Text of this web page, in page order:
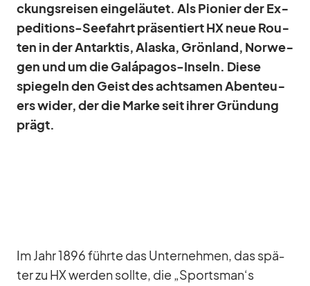
ckungs­rei­sen ein­ge­läu­tet. Als Pio­nier der Ex­
pe­di­ti­ons-See­fahrt prä­sen­tiert HX neue Rou­
ten in der Ant­ark­tis, Alaska, Grön­land, Nor­we­
gen und um die Galá­pa­gos-In­seln. Diese
spie­geln den Geist des acht­sa­men Aben­teu­
ers wi­der, der die Marke seit ih­rer Grün­dung
prägt.
Im Jahr 1896 führte das Un­ter­neh­men, das spä­
ter zu HX wer­den sollte, die „Sportsman‘s